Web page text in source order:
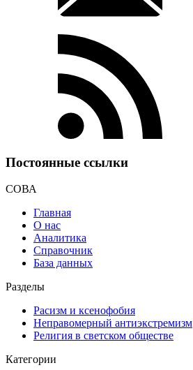
Постоянные ссылки
СОВА
Главная
О нас
Аналитика
Справочник
База данных
Разделы
Расизм и ксенофобия
Неправомерный антиэкстремизм
Религия в светском обществе
Категории